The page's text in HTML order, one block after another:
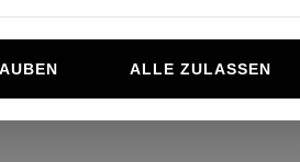
ALLE ZULASSEN